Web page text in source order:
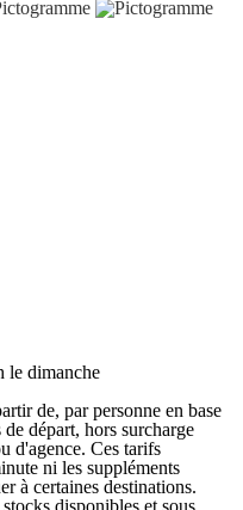
le dimanche
de, par personne en base
départ, hors surcharge
d'agence. Ces tarifs
ni les suppléments
à certaines destinations.
disponibles et sous